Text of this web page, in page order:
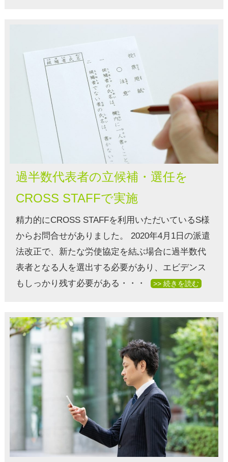
過半数代表者の立候補・選任を
CROSS STAFFで実施
精力的にCROSS STAFFを利用いただいているS様
からお問合せがありました。 2020年4月1日の派遣
法改正で、新たな労使協定を結ぶ場合に過半数代
表者となる人を選出する必要があり、エビデンス
もしっかり残す必要がある・・・
>> 続きを読む